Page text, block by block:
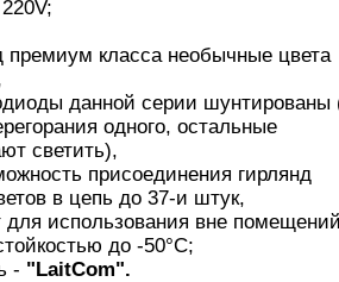
премиум класса необычные цвета
данной серии шунтированы
одного, остальные
светить),
присоединения гирлянд
в цепь до 37-и штук,
для использования вне
до -50°C;
- "LaitCom".